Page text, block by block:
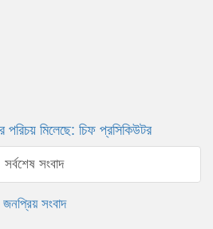
মিলেছে: চিফ প্রসিকিউটর
সর্বশেষ সংবাদ
জনপ্রিয় সংবাদ